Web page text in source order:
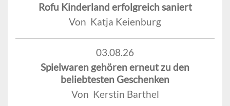
Rofu Kinderland erfolgreich saniert
Von Katja Keienburg
03.08.26
Spielwaren gehören erneut zu den
beliebtesten Geschenken
Von Kerstin Barthel